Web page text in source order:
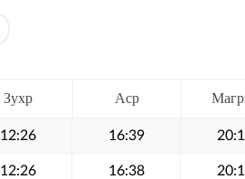
Зухр Аср
12:26 16:39
12:26 16:38